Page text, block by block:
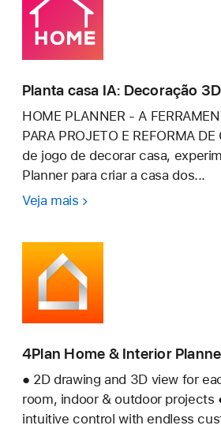
de
Casa
Planta casa IA: Decoração 3D
HOME PLANNER - A
PARA PROJETO E REFORMA
de jogo de decorar casa,
Planner para criar a casa dos...
Veja mais Planta
IA:
3D
4Plan Home & Interior
● 2D drawing and 3D view for
room, indoor & outdoor projects
intuitive control with endless